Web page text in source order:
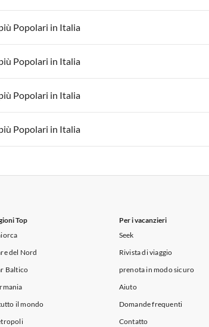
di Garda Appartamenti per Vacanze in Lago di Como
Appartamenti per Vacanze in Liguria
di Garda Appartamenti per Vacanze in Lago di Como
Popolari in Italia
Appartamenti per Vacanze in Liguria
di Garda Appartamenti per Vacanze in Lago di Como
Popolari in Italia
Appartamenti per Vacanze in Liguria
di Garda Appartamenti per Vacanze in Lago di Como
Popolari in Italia
Appartamenti per Vacanze in Liguria
di Garda Appartamenti per Vacanze in Lago di Como
Popolari in Italia
Top
del Nord
Baltico
il mondo
Per i vacanzieri
Seek
Rivista di viaggio
prenota in modo sicuro
Aiuto
Domande frequenti
Contatto